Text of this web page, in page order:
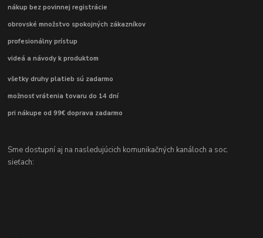
nákup bez povinnej registrácie
obrovské množstvo spokojných zákazníkov
profesionálny prístup
videá a návody k produktom
všetky druhy platieb sú zadarmo
možnosť vrátenia tovaru do 14 dní
pri nákupe od 99€ doprava zadarmo
Sme dostupní aj na nasledujúcich komunikačných kanáloch a soc.
sieťach: